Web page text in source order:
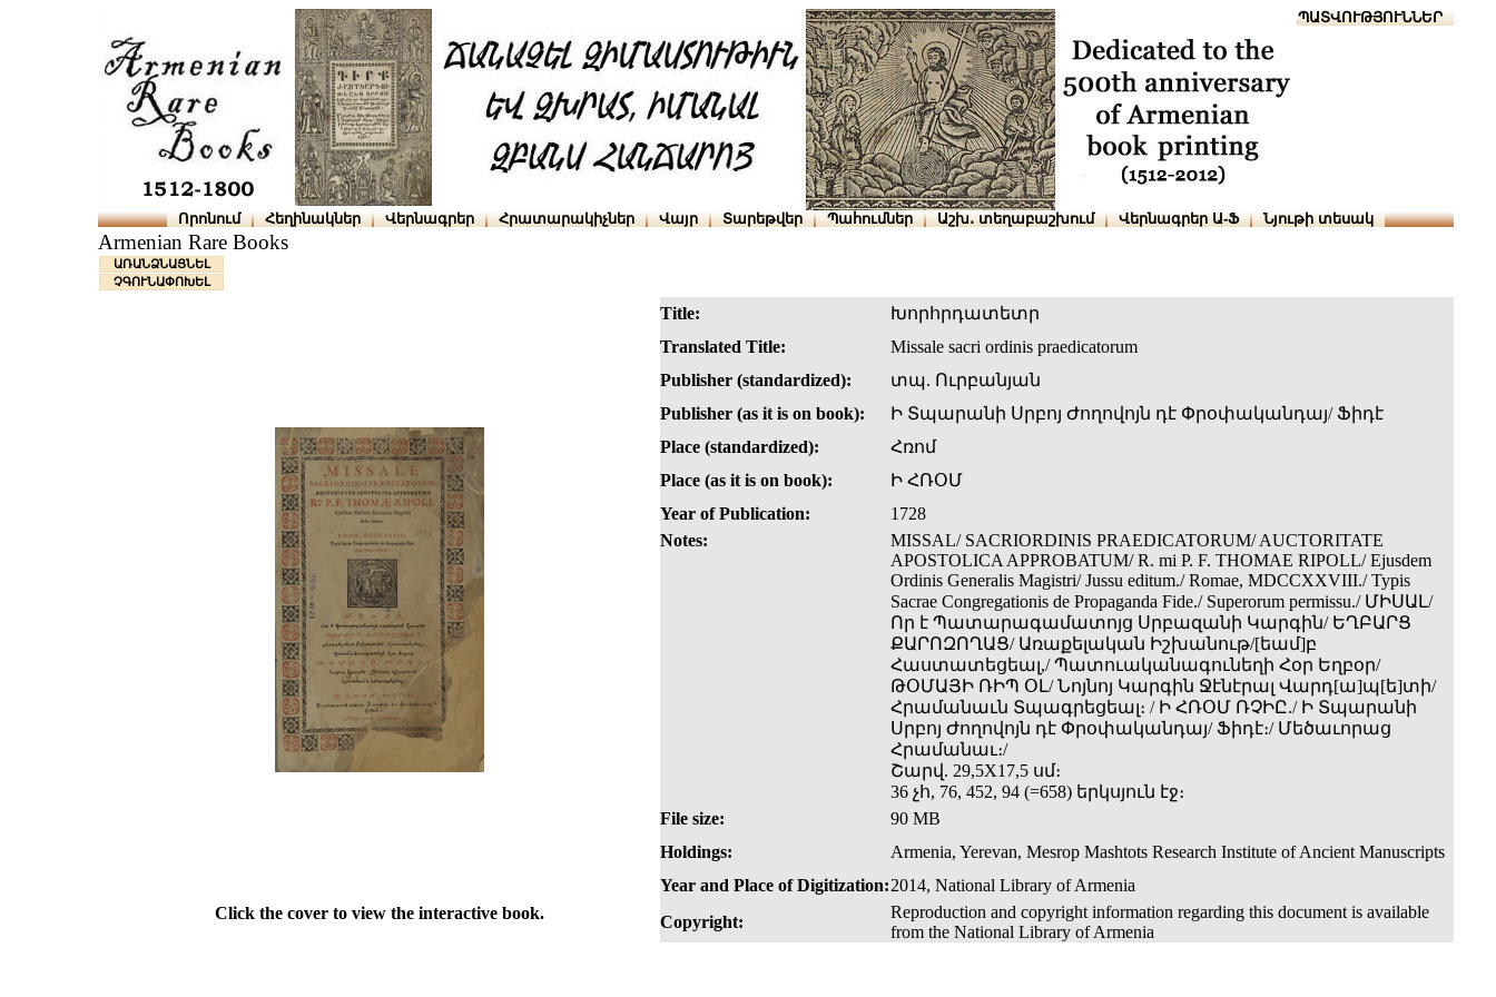
ՆԱԽԱՊԱՏՎՈՒԹՅՈՒՆՆԵՐ
Որոնում Հեղինակներ Վերնագրեր Հրատարակիչներ Վայր Տարեթվեր Պահումներ Աշխ․ տեղաբաշխում Վերնագրեր Ա-Ֆ Նյութի տեսակ
Armenian Rare Books
ԱՌԱՆՁՆԱՑՆԵԼ
ՉԳՈՒՆԱՓՈԽԵԼ
Title:
Խորհրդատետր
Translated Title:
Missale sacri ordinis praedicatorum
Publisher (standardized):
տպ. Ուրբանյան
Publisher (as it is on book):
Ի Տպարանի Սրբոյ Ժողովոյն դէ Փրօփականդայ/ Ֆիդէ
Place (standardized):
Հռոմ
Place (as it is on book):
Ի ՀՌՕՄ
Year of Publication:
1728
Notes:
MISSAL/ SACRIORDINIS PRAEDICATORUM/ AUCTORITATE
APOSTOLICA APPROBATUM/ R. mi P. F. THOMAE RIPOLL/ Ejusdem
Ordinis Generalis Magistri/ Jussu editum./ Romae, MDCCXXVIII./ Typis
Sacrae Congregationis de Propaganda Fide./ Superorum permissu./ ՄԻՍԱԼ/
Որ է Պատարագամատոյց Սրբազանի Կարգին/ ԵՂԲԱՐՑ
ՔԱՐՈԶՈՂԱՑ/ Առաքելական Իշխանութ/[եամ]բ
Հաստատեցեալ,/ Պատուականագունեղի Հօր Եղբօր/
ԹՕՄԱՅԻ ՌԻՊ ՕԼ/ Նոյնոյ Կարգին Ջէնէրալ Վարդ[ա]պ[ե]տի/
Հրամանաւն Տպագրեցեալ։ / Ի ՀՌՕՄ ՌՉԻԸ./ Ի Տպարանի
Սրբոյ Ժողովոյն դէ Փրօփականդայ/ Ֆիդէ։/ Մեծաւորաց
Հրամանաւ։/
Շարվ. 29,5X17,5 սմ։
36 չհ, 76, 452, 94 (=658) երկսյուն էջ։
File size:
90 MB
Holdings:
Armenia, Yerevan, Mesrop Mashtots Research Institute of Ancient Manuscripts
Year and Place of Digitization:2014, National Library of Armenia
Click the cover to view the interactive book.
Copyright:
Reproduction and copyright information regarding this document is available
from the National Library of Armenia